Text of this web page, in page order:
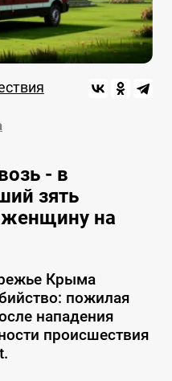
- в
зять
на
Крыма
пожилая
нападения
происшествия